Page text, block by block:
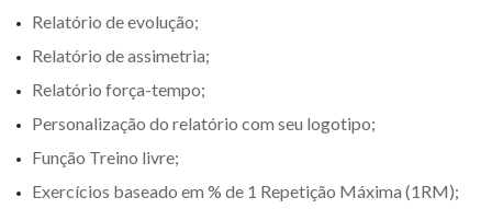
Relatório de evolução;
Relatório de assimetria;
Relatório força-tempo;
Personalização do relatório com seu logotipo;
Função Treino livre;
Exercícios baseado em % de 1 Repetição Máxima (1RM);